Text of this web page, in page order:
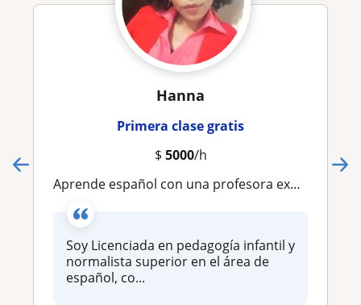
Hanna
Primera clase gratis
$ 5000/h
Aprende español con una profesora experta, clases online personalizadas
Soy Licenciada en pedagogía infantil y
normalista superior en el área de
español, co...